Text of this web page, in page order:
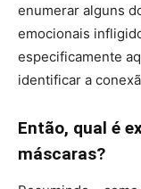
enumerar alguns
emocionais
especificamente
identificar a
Então, qual é
máscaras?